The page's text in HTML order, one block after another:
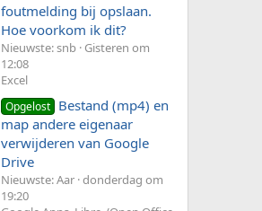
foutmelding bij opslaan.
Hoe voorkom ik dit?
Nieuwste: snb Gisteren om
12:08
Excel
Opgelost Bestand (mp4) en
map andere eigenaar
verwijderen van Google
Drive
Nieuwste: Aar donderdag om
19:20